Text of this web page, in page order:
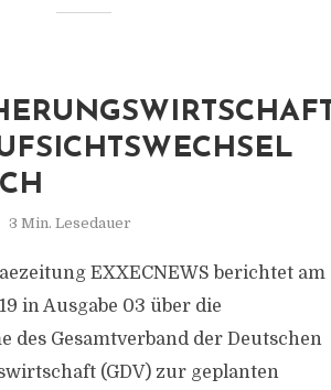
3 Min. Lesedauer
EXXECNEWS berichtet am
in Ausgabe 03 über die
des Gesamtverband der Deutschen
(GDV) zur geplanten